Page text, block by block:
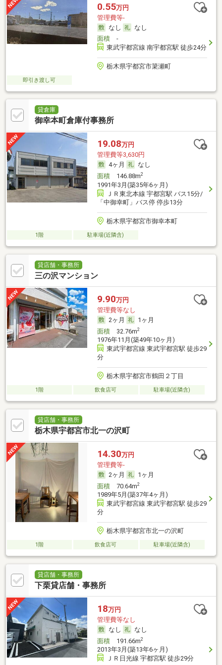
0.55万円
管理費等-
なし
なし
面積-
東武宇都宮線 南宇都宮駅 徒歩24分
栃木県宇都宮市簗瀬町
即引き渡し可
貸倉庫
御幸本町倉庫付事務所
19.08万円
管理費等3,630円
4ヶ月
なし
面積146.88m2
1991年3月(築35年6ヶ月)
ＪＲ東北本線 宇都宮駅 バス15分/
「中御幸町」バス停 停歩13分
栃木県宇都宮市御幸本町
1階 駐車場(近隣含)
貸店舗・事務所
三の沢マンション
9.90万円
管理費等なし
2ヶ月
1ヶ月
面積32.76m2
1976年11月(築49年10ヶ月)
東武宇都宮線 東武宇都宮駅 徒歩29
分
栃木県宇都宮市鶴田２丁目
1階 飲食店可 駐車場(近隣含)
貸店舗・事務所
栃木県宇都宮市北一の沢町
14.30万円
管理費等-
2ヶ月
1ヶ月
面積70.64m2
1989年5月(築37年4ヶ月)
東武宇都宮線 東武宇都宮駅 徒歩29
分
栃木県宇都宮市北一の沢町
1階 飲食店可 駐車場(近隣含)
貸店舗・事務所
下栗貸店舗・事務所
18万円
管理費等なし
なし
なし
面積191.66m2
2013年3月(築13年6ヶ月)
ＪＲ日光線 宇都宮駅 徒歩29分